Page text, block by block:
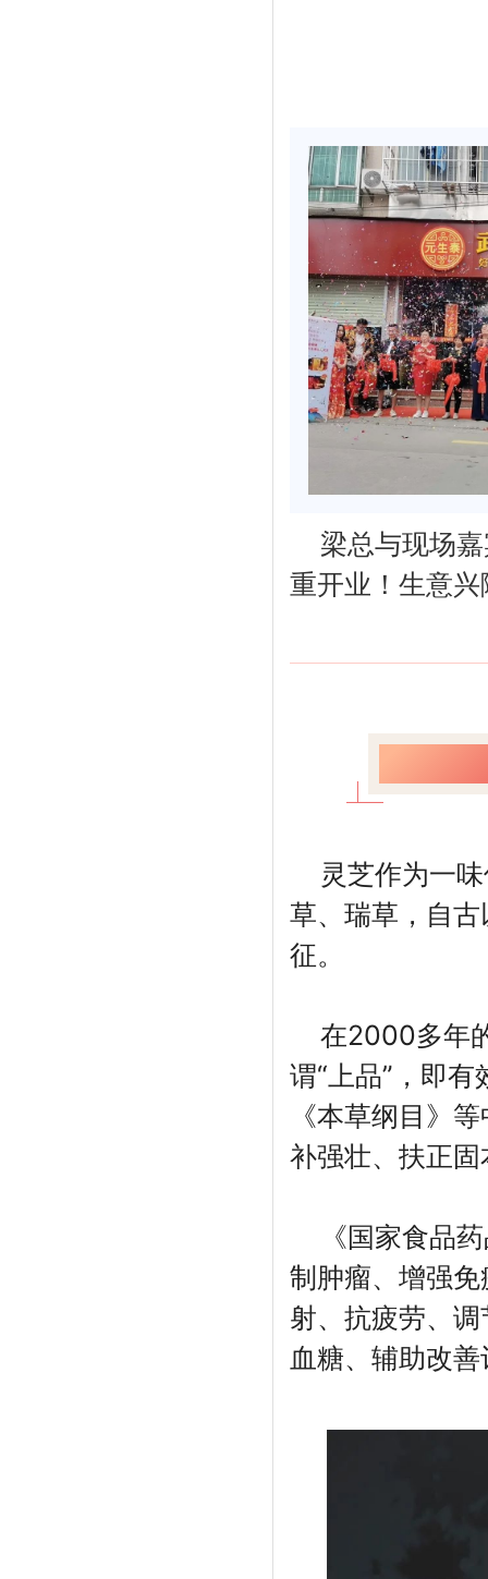
梁总与现场
重开业！生意
灵芝作为一
草、瑞草，自
征。
在2000多年
谓“上品”，即
《本草纲目》
补强壮、扶正
《国家食品
制肿瘤、增强
射、抗疲劳、
血糖、辅助改